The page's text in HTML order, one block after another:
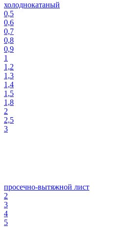
холоднокатаный
0,5
0,6
0,7
0,8
0,9
1
1,2
1,3
1,4
1,5
1,8
2
2,5
3
просечно-вытяжной лист
2
3
4
5